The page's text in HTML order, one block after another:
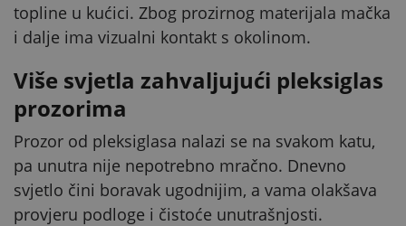
topline u kućici. Zbog prozirnog materijala mačka
i dalje ima vizualni kontakt s okolinom.
Više svjetla zahvaljujući pleksiglas
prozorima
Prozor od pleksiglasa nalazi se na svakom katu,
pa unutra nije nepotrebno mračno. Dnevno
svjetlo čini boravak ugodnijim, a vama olakšava
provjeru podloge i čistoće unutrašnjosti.